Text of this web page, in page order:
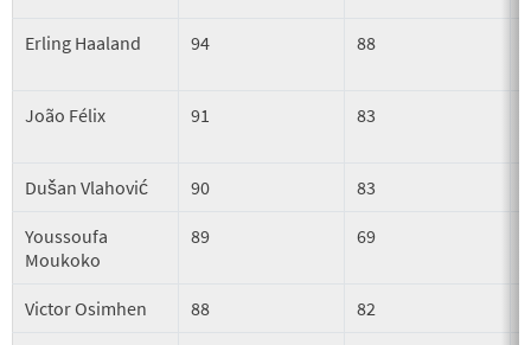
Erling Haaland 94 88
João Félix 91 83
Dušan Vlahović 90 83
Youssoufa
Moukoko
89 69
Victor Osimhen 88 82